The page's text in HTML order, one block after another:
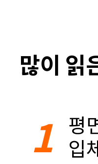
많이 읽
1 평
입